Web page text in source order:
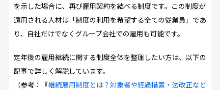
を示した場合に、再び雇用契約を結べる制度です。この制度が
適用される人材は「制度の利用を希望する全ての従業員」であ
り、自社だけでなくグループ会社での雇用も可能です。
定年後の雇用継続に関する制度全体を整理したい方は、以下の
記事で詳しく解説しています。
（参考：『継続雇用制度とは？対象者や経過措置・法改正など